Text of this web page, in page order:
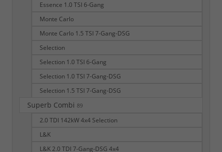
Essence 1.0 TSI 6-Gang
Monte Carlo
Monte Carlo 1.5 TSI 7-Gang-DSG
Selection
Selection 1.0 TSI 6-Gang
Selection 1.0 TSI 7-Gang-DSG
Selection 1.5 TSI 7-Gang-DSG
Superb Combi 89
2.0 TDI 142kW 4x4 Selection
L&K
L&K 2.0 TDI 7-Gang-DSG 4x4